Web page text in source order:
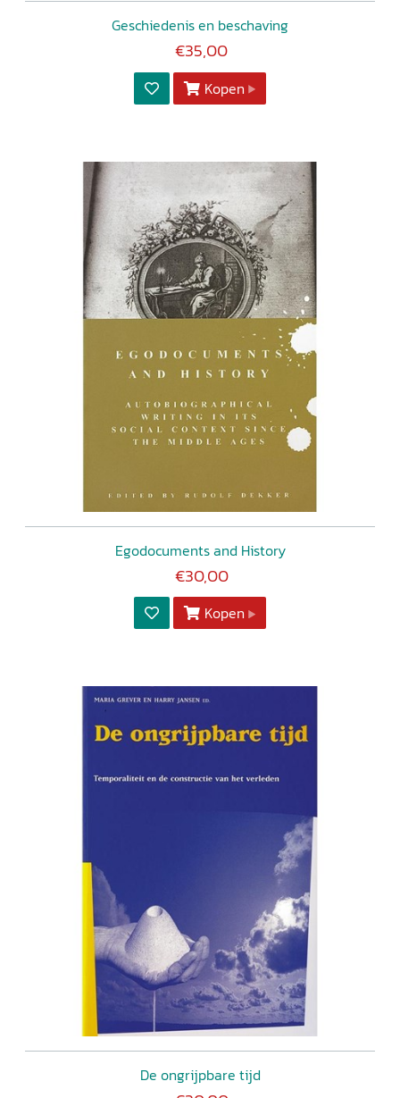
Geschiedenis en beschaving
€35,00
Kopen
Egodocuments and History
€30,00
Kopen
De ongrijpbare tijd